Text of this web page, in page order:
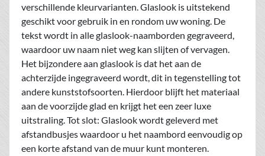
verschillende kleurvarianten. Glaslook is uitstekend
geschikt voor gebruik in en rondom uw woning. De
tekst wordt in alle glaslook-naamborden gegraveerd,
waardoor uw naam niet weg kan slijten of vervagen.
Het bijzondere aan glaslook is dat het aan de
achterzijde ingegraveerd wordt, dit in tegenstelling tot
andere kunststofsoorten. Hierdoor blijft het materiaal
aan de voorzijde glad en krijgt het een zeer luxe
uitstraling. Tot slot: Glaslook wordt geleverd met
afstandbusjes waardoor u het naambord eenvoudig op
een korte afstand van de muur kunt monteren.